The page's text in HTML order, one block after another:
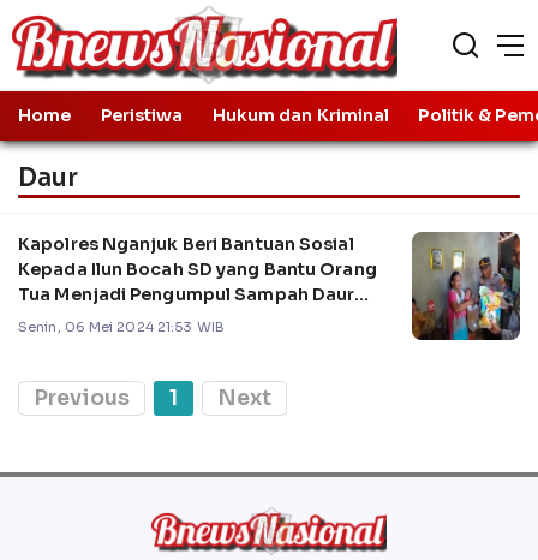
Home Peristiwa Hukum dan Kriminal Politik &
Daur
Kapolres Nganjuk Beri Bantuan Sosial
Kepada Ilun Bocah SD yang Bantu Orang
Tua Menjadi Pengumpul Sampah Daur
Ulang
Senin, 06 Mei 2024 21:53 WIB
Previous 1 Next